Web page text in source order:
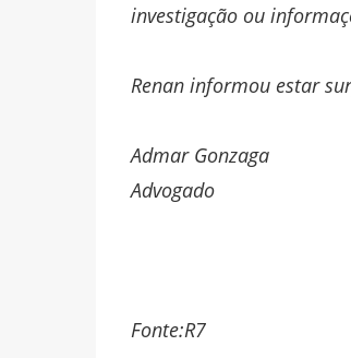
investigação ou
Renan informou estar
Admar Gonzaga
Advogado
Fonte:R7